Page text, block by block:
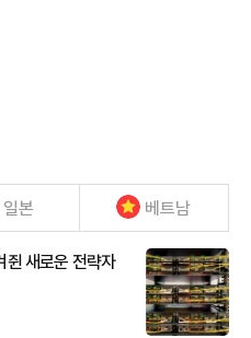
일본 베트남
새로운 전략자